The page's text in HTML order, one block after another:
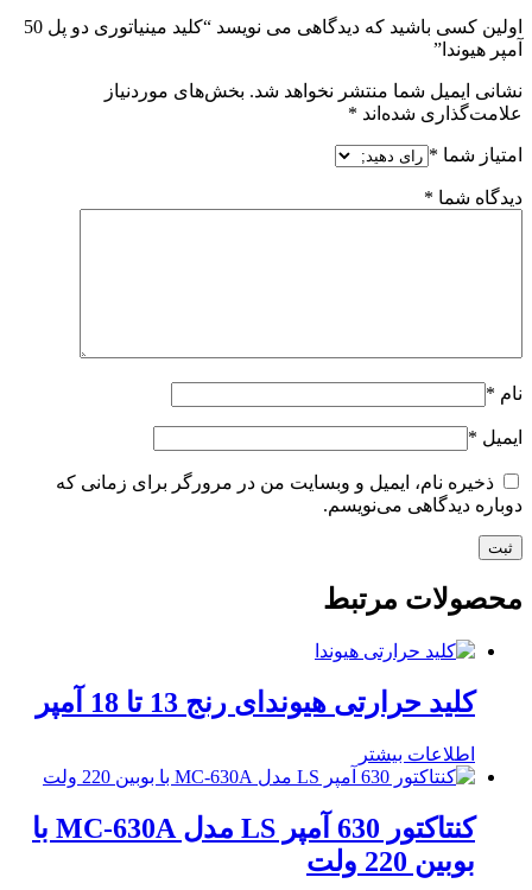
اولین کسی باشید که دیدگاهی می نویسد “کلید مینیاتوری دو پل 50
آمپر هیوندا”
نشانی ایمیل شما منتشر نخواهد شد. بخش‌های موردنیاز
علامت‌گذاری شده‌اند *
امتیاز شما *
دیدگاه شما *
نام *
ایمیل *
ذخیره نام، ایمیل و وبسایت من در مرورگر برای زمانی که
دوباره دیدگاهی می‌نویسم.
محصولات مرتبط
کلید حرارتی هیوندای رنج 13 تا 18 آمپر
اطلاعات بیشتر
کنتاکتور 630 آمپر LS مدل MC-630A با
بوبین 220 ولت